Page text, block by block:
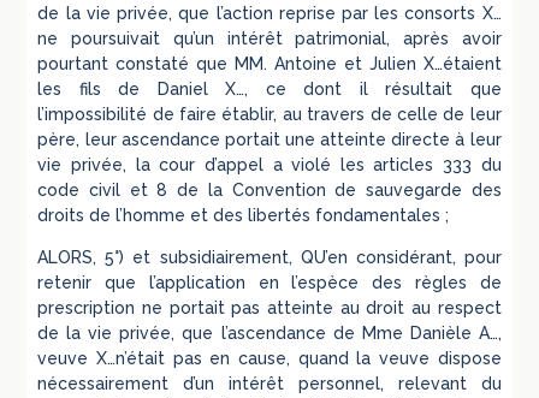
de la vie privée, que l’action reprise par les consorts X…
ne poursuivait qu’un intérêt patrimonial, après avoir
pourtant constaté que MM. Antoine et Julien X…étaient
les fils de Daniel X…, ce dont il résultait que
l’impossibilité de faire établir, au travers de celle de leur
père, leur ascendance portait une atteinte directe à leur
vie privée, la cour d’appel a violé les articles 333 du
code civil et 8 de la Convention de sauvegarde des
droits de l’homme et des libertés fondamentales ;
ALORS, 5°) et subsidiairement, QU’en considérant, pour
retenir que l’application en l’espèce des règles de
prescription ne portait pas atteinte au droit au respect
de la vie privée, que l’ascendance de Mme Danièle A…,
veuve X…n’était pas en cause, quand la veuve dispose
nécessairement d’un intérêt personnel, relevant du